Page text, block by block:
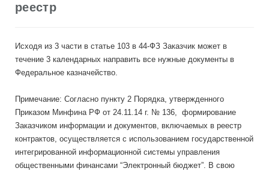
реестр
Исходя из 3 части в статье 103 в 44-ФЗ Заказчик может в
течение 3 календарных направить все нужные документы в
Федеральное казначейство.
Примечание: Согласно пункту 2 Порядка, утвержденного
Приказом Минфина РФ от 24.11.14 г. № 136, формирование
Заказчиком информации и документов, включаемых в реестр
контрактов, осуществляется с использованием государственной
интегрированной информационной системы управления
общественными финансами “Электронный бюджет”. В свою